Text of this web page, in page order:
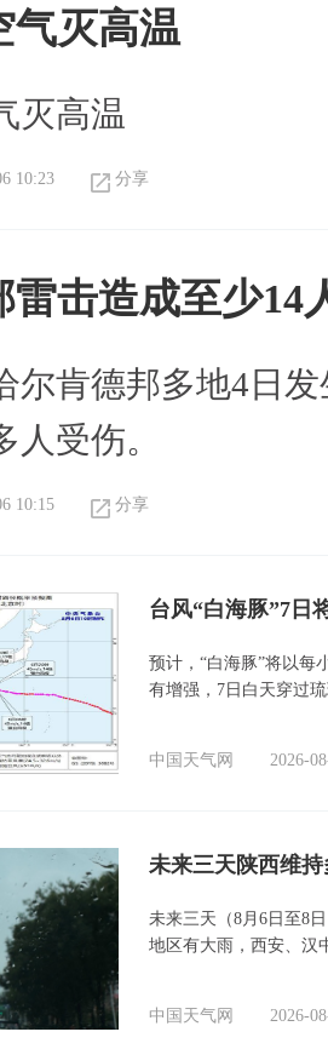
气灭高温
灭高温
10:23 分享
雷击造成至少14
尔肯德邦多地4日
受伤。
10:15 分享
台风“白海豚”7日
预计，“白海豚”将以每
有增强，7日白天穿过
中国天气网 2026-
未来三天陕西维
未来三天（8月6日至8
地区有大雨，西安、汉
中国天气网 2026-